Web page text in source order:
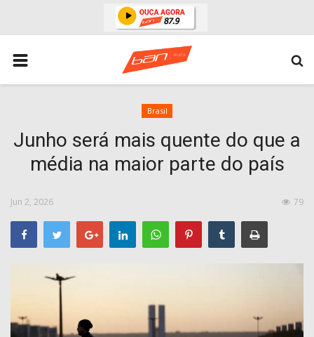
HOME
ESPORTES
POLITICA
ESPERANÇA PB
ENTRETENIMENTO
MUNDO
BRASIL
ACIDENTE
COMO ANUNCIAR
Brasil
Junho será mais quente do que a
média na maior parte do país
Jun 2, 2026 79